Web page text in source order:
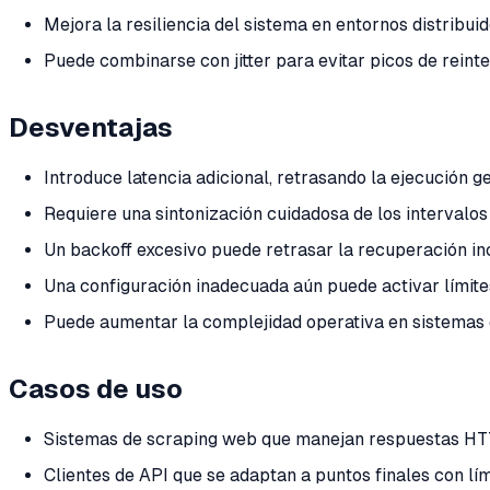
Mejora la resiliencia del sistema en entornos
Puede combinarse con jitter para evitar picos de
Desventajas
Introduce latencia adicional, retrasando la ejecución
Requiere una sintonización cuidadosa de los
Un backoff excesivo puede retrasar la recuperación
Una configuración inadecuada aún puede activar
Puede aumentar la complejidad operativa en
Casos de uso
Sistemas de scraping web que manejan respuestas
Clientes de API que se adaptan a puntos finales con